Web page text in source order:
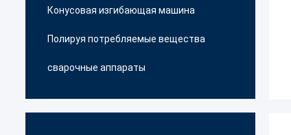
Конусовая изгибающая машина
Полируя потребляемые вещества
сварочные аппараты